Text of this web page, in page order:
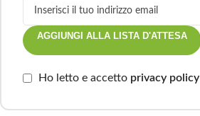
AGGIUNGI ALLA LISTA D'ATTESA
Ho letto e accetto privacy policy